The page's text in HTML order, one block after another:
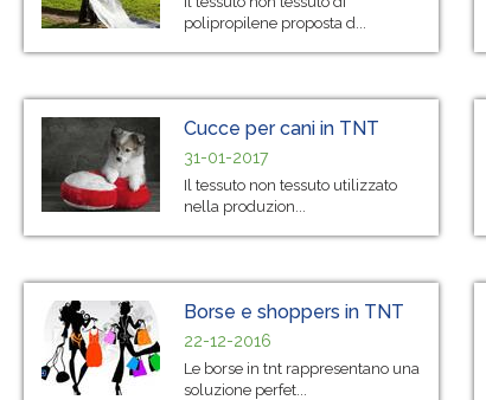
polipropilene proposta d...
Cucce per cani in TNT
31-01-2017
Il tessuto non tessuto utilizzato
nella produzion...
Borse e shoppers in TNT
22-12-2016
Le borse in tnt rappresentano una
soluzione perfet...